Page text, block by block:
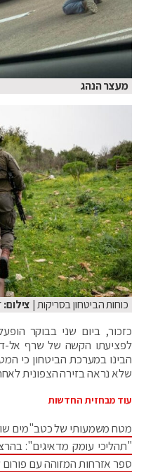
מעצר הנהג
כוחות הביטחון בסריקות| צילום:
כזכור, ביום שני בבוקר
הבינו במערכת הביטחון כי
שלא נראה בזירה הצפונית
עוד מבחזית החדשות
מטח משמעותי של כטב"מים
"תהליכי עומק מדאיגים":
ספר אזרחות המזוהה עם